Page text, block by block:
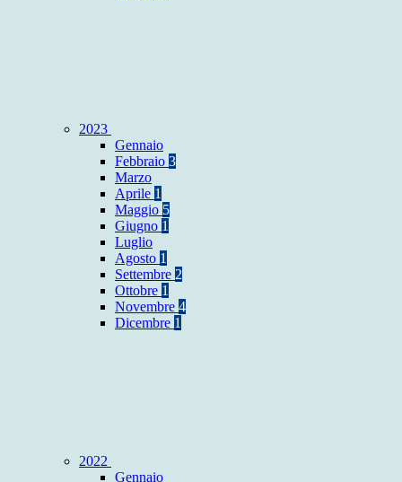
2023
Gennaio
Febbraio 3
Marzo
Aprile 1
Maggio 5
Giugno 1
Luglio
Agosto 1
Settembre 2
Ottobre 1
Novembre 4
Dicembre 1
2022
Gennaio